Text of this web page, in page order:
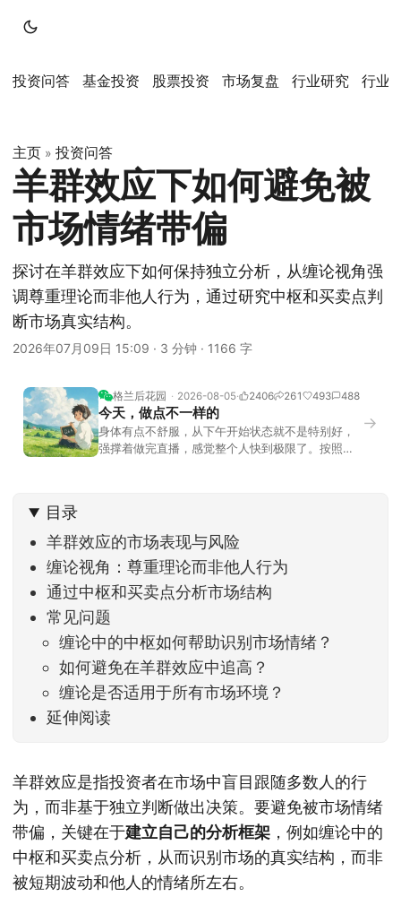
投资问答 基金投资 股票投资 市场复盘 行业研究 行业
主页 » 投资问答
羊群效应下如何避免被
市场情绪带偏
探讨在羊群效应下如何保持独立分析，从缠论视角强
调尊重理论而非他人行为，通过研究中枢和买卖点判
断市场真实结构。
2026年07月09日 15:09 · 3 分钟 · 1166 字
格兰后花园 2026-08-05 2406 261 493 488
今天，做点不一样的
身体有点不舒服，从下午开始状态就不是特别好，
强撑着做完直播，感觉整个人快到极限了。按照平
问的，可以给他点个赞。晚些时候，我会按点赞数
量挑选5个比较
→
目录
羊群效应的市场表现与风险
缠论视角：尊重理论而非他人行为
通过中枢和买卖点分析市场结构
常见问题
缠论中的中枢如何帮助识别市场情绪？
如何避免在羊群效应中追高？
缠论是否适用于所有市场环境？
延伸阅读
羊群效应是指投资者在市场中盲目跟随多数人的行
为，而非基于独立判断做出决策。要避免被市场情绪
带偏，关键在于建立自己的分析框架 ，例如缠论中的
中枢和买卖点分析，从而识别市场的真实结构，而非
被短期波动和他人的情绪所左右。